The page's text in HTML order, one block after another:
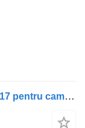
Furtun flexibil aspirare aer 81.08201.0517 pentru camion MAN TGA | 00